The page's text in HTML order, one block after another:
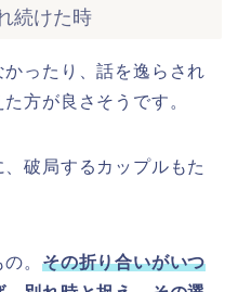
続けた時
ったり、話を逸らされ
方が良さそうです。
破局するカップルもた
。 その折り合いがいつ